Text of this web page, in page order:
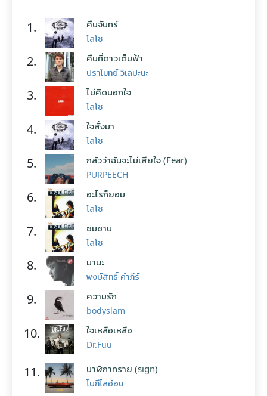
1. คืนจันทร์
โลโซ
2. คืนที่ดาวเต็มฟ้า
ปราโมทย์ วิเลปะนะ
3. ไม่คิดนอกใจ
โลโซ
4. ใจสั่งมา
โลโซ
5. กลัวว่าฉันจะไม่เสียใจ (Fear)
PURPEECH
6. อะไรก็ยอม
โลโซ
7. ซมซาน
โลโซ
8. มานะ
พงษ์สิทธิ์ คำภีร์
9. ความรัก
bodyslam
10. ใจเหลือเหลือ
Dr.Fuu
11. นาฬิกาทราย (sign)
โบกี้ไลอ้อน